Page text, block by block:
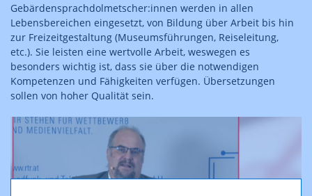
Gebärdensprachdolmetscher:innen werden in allen
Lebensbereichen eingesetzt, von Bildung über Arbeit bis hin
zur Freizeitgestaltung (Museumsführungen, Reiseleitung,
etc.). Sie leisten eine wertvolle Arbeit, weswegen es
besonders wichtig ist, dass sie über die notwendigen
Kompetenzen und Fähigkeiten verfügen. Übersetzungen
sollen von hoher Qualität sein.